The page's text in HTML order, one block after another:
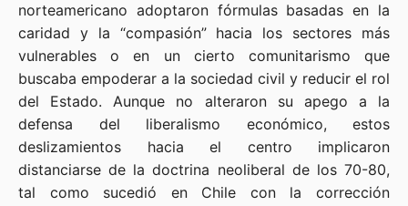
norteamericano adoptaron fórmulas basadas en la
caridad y la “compasión” hacia los sectores más
vulnerables o en un cierto comunitarismo que
buscaba empoderar a la sociedad civil y reducir el rol
del Estado. Aunque no alteraron su apego a la
defensa del liberalismo económico, estos
deslizamientos hacia el centro implicaron
distanciarse de la doctrina neoliberal de los 70-80,
tal como sucedió en Chile con la corrección